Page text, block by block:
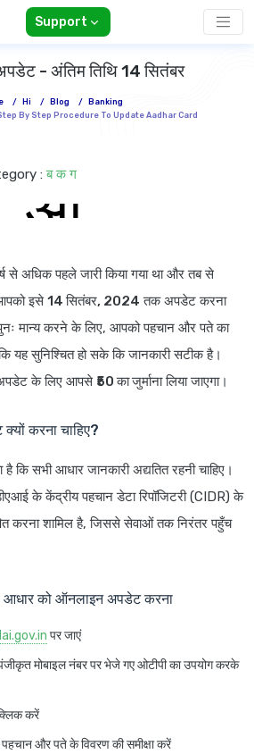
Support
- अंतिम तिथि 14 सितंबर
/ Hi / Blog /
Banking
By Step Procedure To Update Aadhar Card
:ब क ग
से अधिक पहले जारी किया गया था और तब से
इसे14 सितंबर, 2024 तक अपडेट करना
मान्य करने के लिए, आपको पहचान और पते का
यह सुनिश्चित हो सके कि जानकारी सटीक है।
अपडेट के लिए आपसे ₹50 का जुर्मानालिया जाएगा।
करना चाहिए?
कि सभी आधार जानकारी अद्यतित रहनी चाहिए।
के केंद्रीय पहचान डेटा रिपॉजिटरी (CIDR) के
करना शामिल है, जिससे सेवाओं तक निरंतर पहुँच
आधार को ऑनलाइन अपडेट करना
पर जाएं
मोबाइल नंबर पर भेजे गए ओटीपी का उपयोग करके
करें
और पते के विवरण की समीक्षा करें